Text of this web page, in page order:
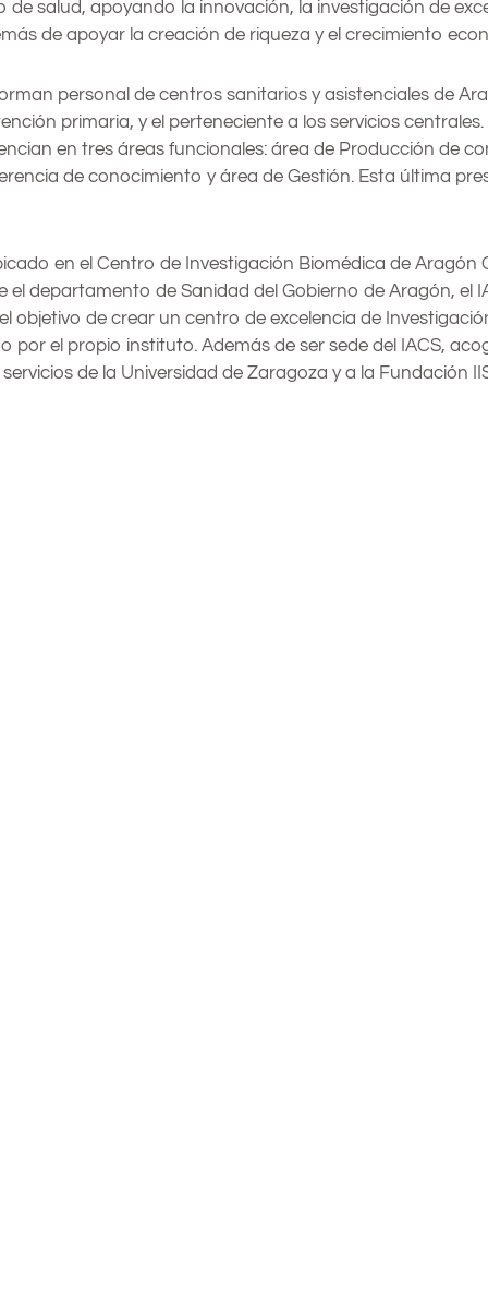
de salud, apoyando la innovación, la investigación de
de apoyar la creación de riqueza y el crecimiento
personal de centros sanitarios y asistenciales de
primaria, y el perteneciente a los servicios
en tres áreas funcionales: área de Producción de
de conocimiento y área de Gestión. Esta última
en el Centro de Investigación Biomédica de Aragón
el departamento de Sanidad del Gobierno de Aragón, el
objetivo de crear un centro de excelencia de
por el propio instituto. Además de ser sede del IACS,
de la Universidad de Zaragoza y a la Fundación